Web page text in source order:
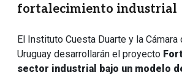
fortalecimiento industrial
El Instituto Cuesta Duarte y la
Uruguay desarrollarán el proyecto
sector industrial bajo un modelo